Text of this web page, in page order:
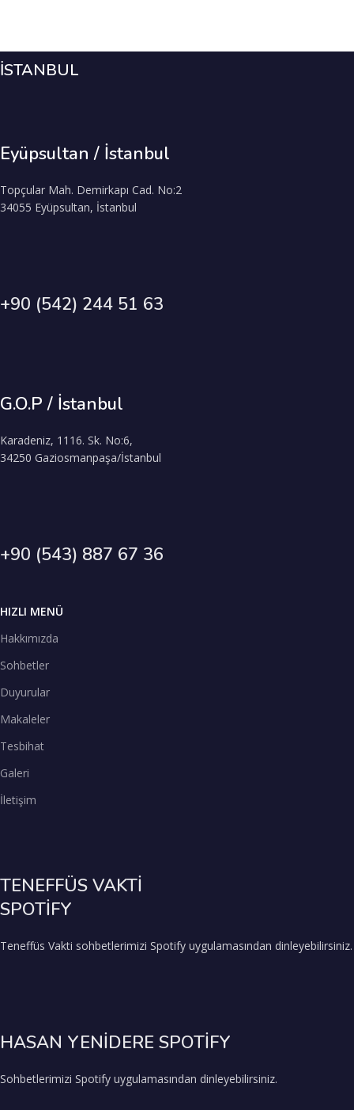
İSTANBUL
Eyüpsultan / İstanbul
Topçular Mah. Demirkapı Cad. No:2
34055 Eyüpsultan, İstanbul
+90 (542) 244 51 63
G.O.P / İstanbul
Karadeniz, 1116. Sk. No:6,
34250 Gaziosmanpaşa/İstanbul
+90 (543) 887 67 36
HIZLI MENÜ
Hakkımızda
Sohbetler
Duyurular
Makaleler
Tesbihat
Galeri
İletişim
TENEFFÜS VAKTİ
SPOTİFY
Teneffüs Vakti sohbetlerimizi Spotify uygulamasından dinleyebilirsiniz.
HASAN YENİDERE SPOTİFY
Sohbetlerimizi Spotify uygulamasından dinleyebilirsiniz.